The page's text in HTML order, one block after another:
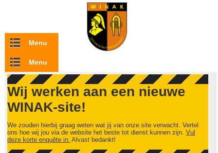
Overslaan en naar de inhoud gaan
Menu
Menu
Wij werken aan een nieuwe
WINAK-site!
We zouden hierbij graag weten wat jij van onze site verwacht. Vertel
ons hoe wij jou via de website het beste tot dienst kunnen zijn. Vul
deze korte enquête in. Alvast bedankt!